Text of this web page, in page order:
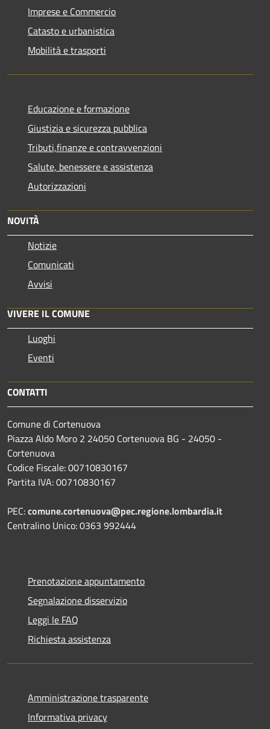
Imprese e Commercio
Catasto e urbanistica
Mobilità e trasporti
Educazione e formazione
Giustizia e sicurezza pubblica
Tributi,finanze e contravvenzioni
Salute, benessere e assistenza
Autorizzazioni
NOVITÀ
Notizie
Comunicati
Avvisi
VIVERE IL COMUNE
Luoghi
Eventi
CONTATTI
Comune di Cortenuova
Piazza Aldo Moro 2 24050 Cortenuova BG - 24050 -
Cortenuova
Codice Fiscale: 00710830167
Partita IVA: 00710830167
PEC:comune.cortenuova@pec.regione.lombardia.it
Centralino Unico: 0363 992444
Prenotazione appuntamento
Segnalazione disservizio
Leggi le FAQ
Richiesta assistenza
Amministrazione trasparente
Informativa privacy